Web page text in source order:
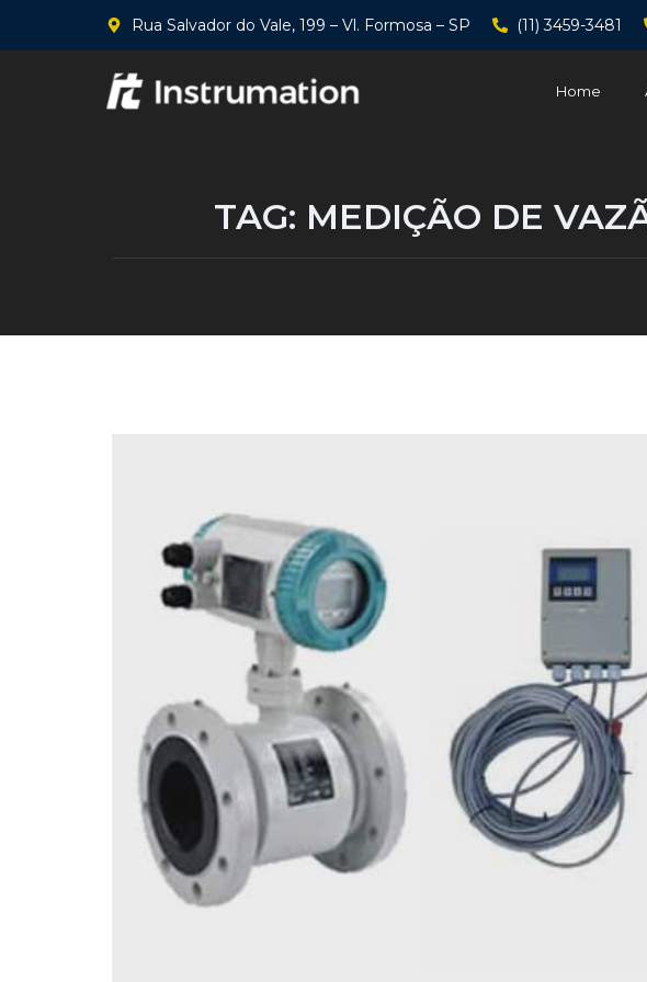
Rua Salvador do Vale, 199 – Vl. Formosa – SP (11) 3459-3481
Home
TAG: MEDIÇÃO DE